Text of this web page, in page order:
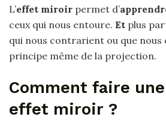
L’effet miroir permet d’
ceux qui nous entoure. Et plus
qui nous contrarient ou que nous
principe même de la projection.
Comment faire
effet miroir ?